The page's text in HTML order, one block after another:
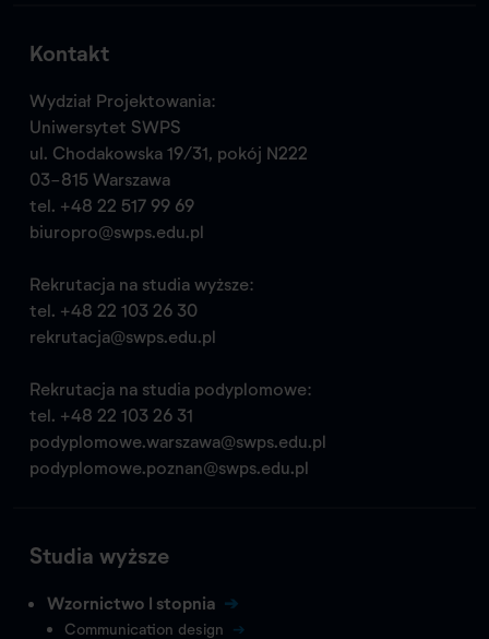
Kontakt
Wydział Projektowania:
Uniwersytet SWPS
ul. Chodakowska 19/31, pokój N222
03-815 Warszawa
tel. +48 22 517 99 69
biuropro@swps.edu.pl
Rekrutacja na studia wyższe:
tel. +48 22 103 26 30
rekrutacja@swps.edu.pl
Rekrutacja na studia podyplomowe:
tel. +48 22 103 26 31
podyplomowe.warszawa@swps.edu.pl
podyplomowe.poznan@swps.edu.pl
Studia wyższe
Wzornictwo I stopnia
Communication design